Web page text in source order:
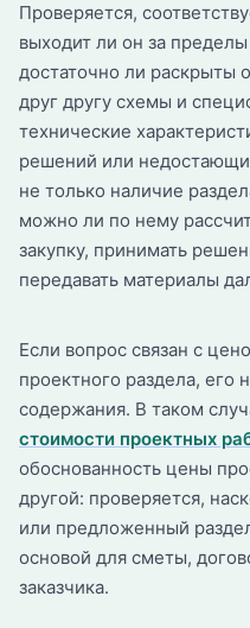
Проверяется,
выходит ли он за
достаточно ли раскрыты
друг другу схемы и
технические
решений или
не только наличие
можно ли по нему
закупку, принимать
передавать материалы
Если вопрос связан с
проектного раздела, его
содержания. В таком
стоимости проектных
обоснованность цены
другой: проверяется,
или предложенный
основой для сметы,
заказчика.